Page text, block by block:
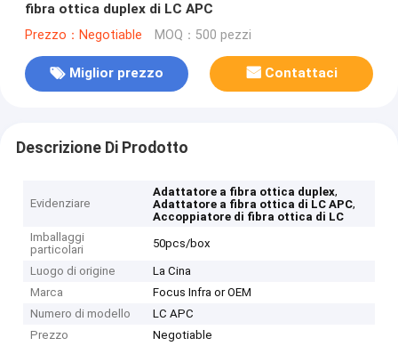
fibra ottica duplex di LC APC
Prezzo：Negotiable MOQ：500 pezzi
Miglior prezzo Contattaci
Descrizione Di Prodotto
Evidenziare
Adattatore a fibra ottica duplex,
Adattatore a fibra ottica di LC APC,
Accoppiatore di fibra ottica di LC
Imballaggi
particolari
50pcs/box
Luogo di origine
La Cina
Marca
Focus Infra or OEM
Numero di modello
LC APC
Prezzo
Negotiable